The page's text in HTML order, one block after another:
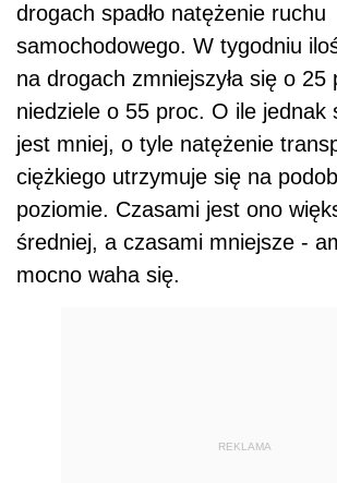
drogach spadło natężenie ruchu
samochodowego. W tygodniu
na drogach zmniejszyła się o 25
niedziele o 55 proc. O ile jednak
jest mniej, o tyle natężenie
ciężkiego utrzymuje się na
poziomie. Czasami jest ono
średniej, a czasami mniejsze -
mocno waha się.
REKLAMA